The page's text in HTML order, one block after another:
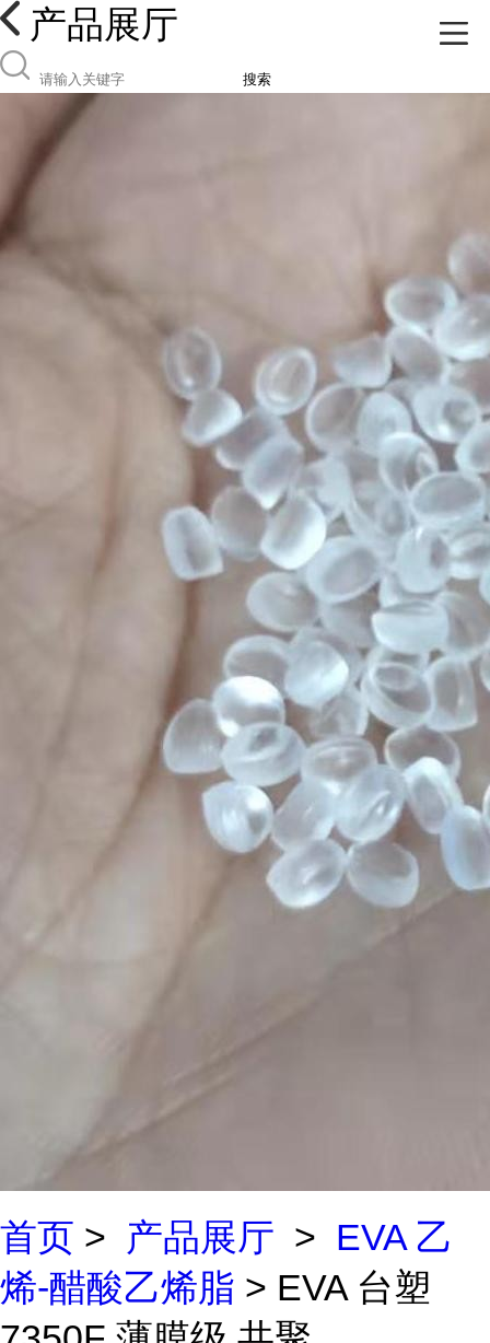
产品展厅
搜索
首页 > 产品展厅 > EVA 乙
烯-醋酸乙烯脂 > EVA 台塑